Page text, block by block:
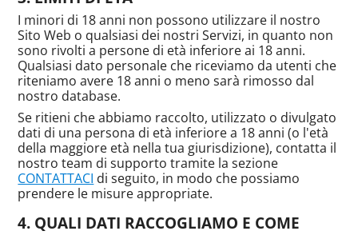
I minori di 18 anni non possono utilizzare il nostro
Sito Web o qualsiasi dei nostri Servizi, in quanto non
sono rivolti a persone di età inferiore ai 18 anni.
Qualsiasi dato personale che riceviamo da utenti che
riteniamo avere 18 anni o meno sarà rimosso dal
nostro database.
Se ritieni che abbiamo raccolto, utilizzato o divulgato
dati di una persona di età inferiore a 18 anni (o l'età
della maggiore età nella tua giurisdizione), contatta il
nostro team di supporto tramite la sezione
CONTATTACI di seguito, in modo che possiamo
prendere le misure appropriate.
QUALI DATI RACCOGLIAMO E COME